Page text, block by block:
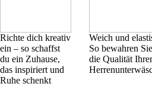
Richte dich kreativ
ein – so schaffst
du ein Zuhause,
das inspiriert und
Ruhe schenkt
Weich und
So bewahren Sie
die Qualität Ihrer